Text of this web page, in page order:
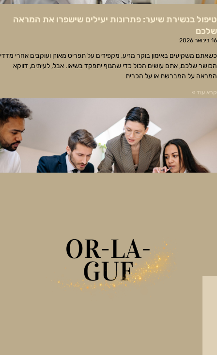
טיפול בנשירת שיער: פתרונות יעילים שישפרו את המראה
שלכם
16 בינואר 2026
כשאתם משקיעים באימון בוקר מזיע, מקפידים על תפריט מאוזן ועוקבים אחרי מדדי
הכושר שלכם, אתם עושים הכול כדי שהגוף יתפקד בשיאו. אבל, לעיתים, דווקא
המראה על המברשת או על הכרית
קרא עוד »